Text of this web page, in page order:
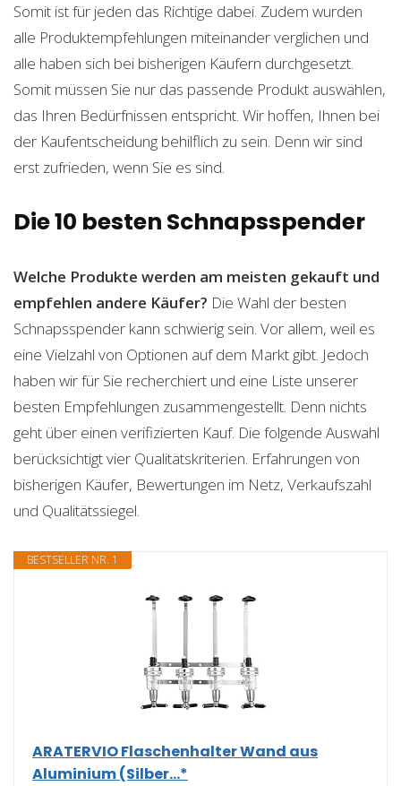
Somit ist für jeden das Richtige dabei. Zudem wurden
alle Produktempfehlungen miteinander verglichen und
alle haben sich bei bisherigen Käufern durchgesetzt.
Somit müssen Sie nur das passende Produkt auswählen,
das Ihren Bedürfnissen entspricht. Wir hoffen, Ihnen bei
der Kaufentscheidung behilflich zu sein. Denn wir sind
erst zufrieden, wenn Sie es sind.
Die 10 besten Schnapsspender
Welche Produkte werden am meisten gekauft und
empfehlen andere Käufer? Die Wahl der besten
Schnapsspender kann schwierig sein. Vor allem, weil es
eine Vielzahl von Optionen auf dem Markt gibt. Jedoch
haben wir für Sie recherchiert und eine Liste unserer
besten Empfehlungen zusammengestellt. Denn nichts
geht über einen verifizierten Kauf. Die folgende Auswahl
berücksichtigt vier Qualitätskriterien. Erfahrungen von
bisherigen Käufer, Bewertungen im Netz, Verkaufszahl
und Qualitätssiegel.
BESTSELLER NR. 1
ARATERVIO Flaschenhalter Wand aus
Aluminium (Silber...*